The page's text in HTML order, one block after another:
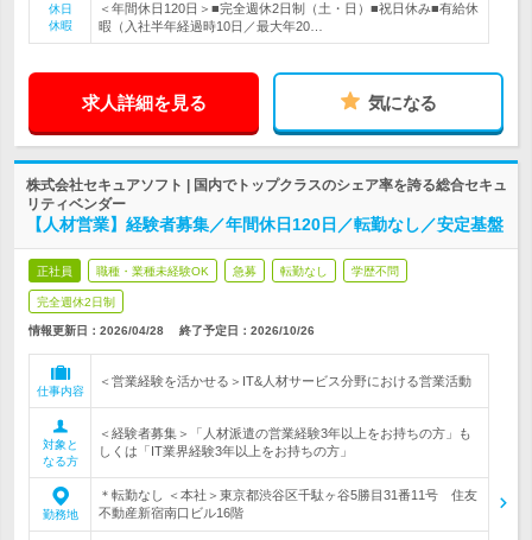
休日
休暇
＜年間休日120日＞■完全週休2日制（土・日）■祝日休み■有給休
暇（入社半年経過時10日／最大年20…
求人詳細を見る 気になる
株式会社セキュアソフト | 国内でトップクラスのシェア率を誇る総合セキュ
リティベンダー
【人材営業】経験者募集／年間休日120日／転勤なし／安定基盤
正社員 職種・業種未経験OK 急募 転勤なし 学歴不問
完全週休2日制
情報更新日：2026/04/28 終了予定日： 2026/10/26
仕事内容
＜営業経験を活かせる＞IT&人材サービス分野における営業活動
対象と
なる方
＜経験者募集＞「人材派遣の営業経験3年以上をお持ちの方」も
しくは「IT業界経験3年以上をお持ちの方」
勤務地
＊転勤なし ＜本社＞東京都渋谷区千駄ヶ谷5勝目31番11号 住友
不動産新宿南口ビル16階